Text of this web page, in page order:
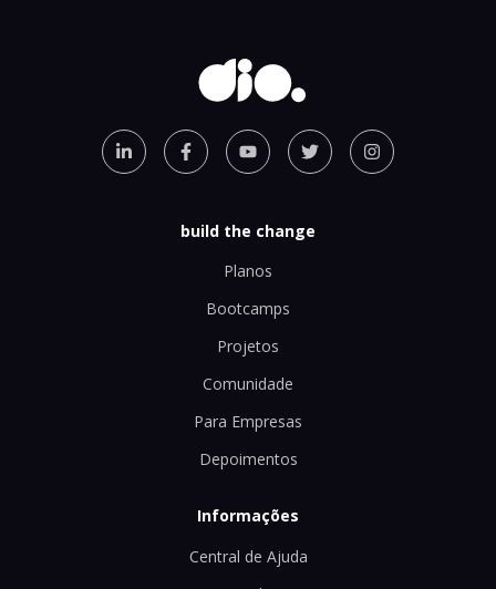
build the change
Planos
Bootcamps
Projetos
Comunidade
Para Empresas
Depoimentos
Informações
Central de Ajuda